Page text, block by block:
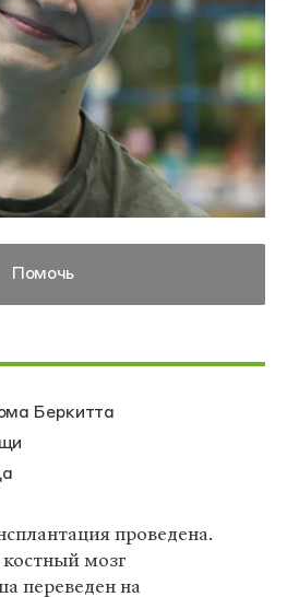
Помочь
Беркитта
проведена.
мозг
переведен на